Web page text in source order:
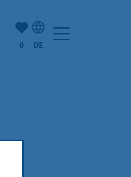
Anzahl der gemerkten
0 DE